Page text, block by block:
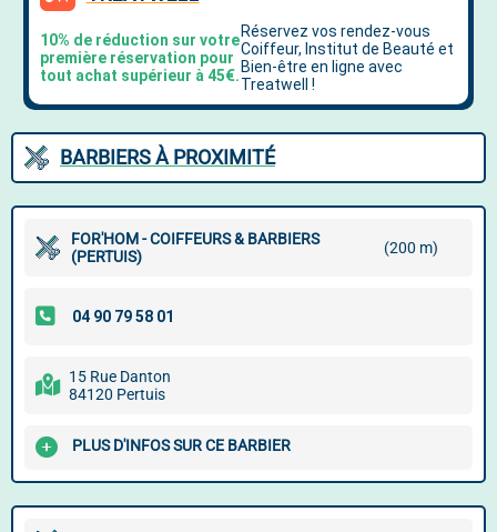
BARBIERS À PROXIMITÉ
FOR'HOM - COIFFEURS & BARBIERS
(PERTUIS)
(200 m)
15 Rue Danton
84120 Pertuis
PLUS D'INFOS SUR CE BARBIER